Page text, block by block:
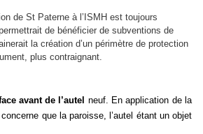
de St Paterne à l’ISMH est toujours
de bénéficier de subventions de
la création d’un périmètre de protection
plus contraignant.
avant de l’autel neuf. En application de la
que la paroisse, l’autel étant un objet